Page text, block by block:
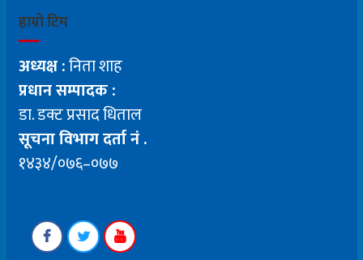
हाम्रो टिम
अध्यक्ष :निता शाह
प्रधान सम्पादक :
डा. डक्ट प्रसाद धिताल
सूचना विभाग दर्ता नं .
१४३४/०७६–०७७